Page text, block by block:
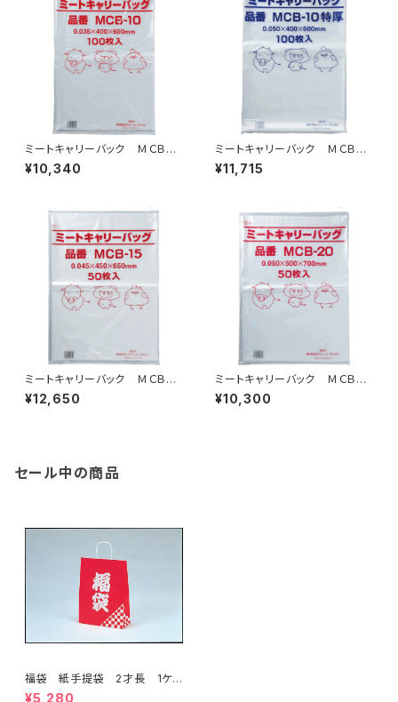
ミートキャリーバック ＭＣＢ－1
0 紐付 1000枚（100枚×10
冊）
¥10,340
ミートキャリーバック ＭＣＢ－1
0特厚 紐付 800枚（100枚×
8冊）
¥11,715
ミートキャリーバック ＭＣＢ－1
5 紐付 800枚（50枚×16冊）
¥12,650
ミートキャリーバック ＭＣＢ－
20 紐付 500枚（50枚×10
冊）
¥10,300
セール中の商品
福袋 紙手提袋 2才長 1ケ
ース200枚入り 限定特価品
¥5,280